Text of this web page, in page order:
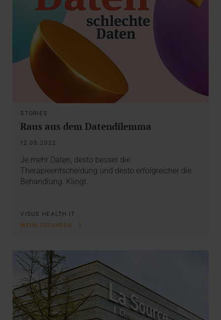
STORIES
Raus aus dem Datendilemma
12.05.2022
Je mehr Daten, desto besser die
Therapieentscheidung und desto erfolgreicher die
Behandlung. Klingt…
VISUS HEALTH IT
MEHR ERFAHREN